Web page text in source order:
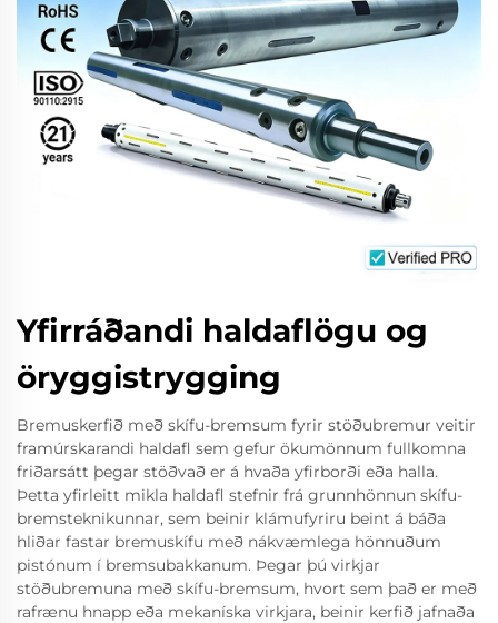
Yfirráðandi haldaflögu og
öryggistrygging
Bremuskerfið með skífu-bremsum fyrir stöðubremur veitir
framúrskarandi haldafl sem gefur ökumönnum fullkomna
friðarsátt þegar stöðvað er á hvaða yfirborði eða halla.
Þetta yfirleitt mikla haldafl stefnir frá grunnhönnun skífu-
bremsteknikunnar, sem beinir klámufyriru beint á báða
hliðar fastar bremuskífu með nákvæmlega hönnuðum
pistónum í bremsubakkanum. Þegar þú virkjar
stöðubremuna með skífu-bremsum, hvort sem það er með
rafrænu hnapp eða mekaníska virkjara, beinir kerfið jafnaða